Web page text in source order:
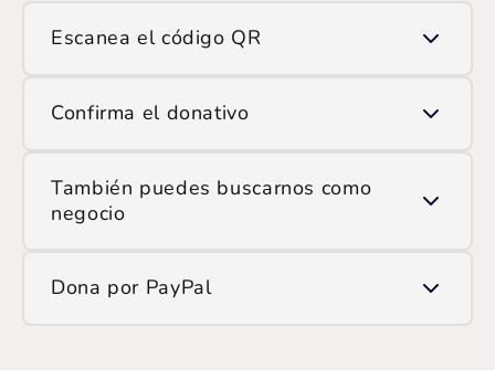
Escanea el código QR
Usa la opción de escanear QR y apunta la cámara
Confirma el donativo
Ingresa el monto que deseas donar y confirma la
transacción.
También puedes buscarnos como
negocio
Si prefieres hacerlo manualmente, encuéntranos en
ATH Móvil como:
Dona por PayPal